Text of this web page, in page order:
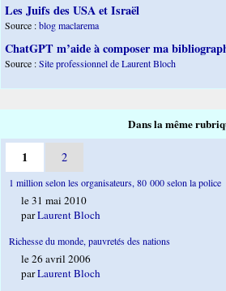
Les Juifs des USA et Israël
Source :blog maclarema
ChatGPT m’aide à composer ma
Source :Site professionnel de Laurent Bloch
Dans la même
1 2
1 million selon les organisateurs, 80 000 selon la police
le 31 mai 2010
parLaurent Bloch
Richesse du monde, pauvretés des nations
le 26 avril 2006
parLaurent Bloch